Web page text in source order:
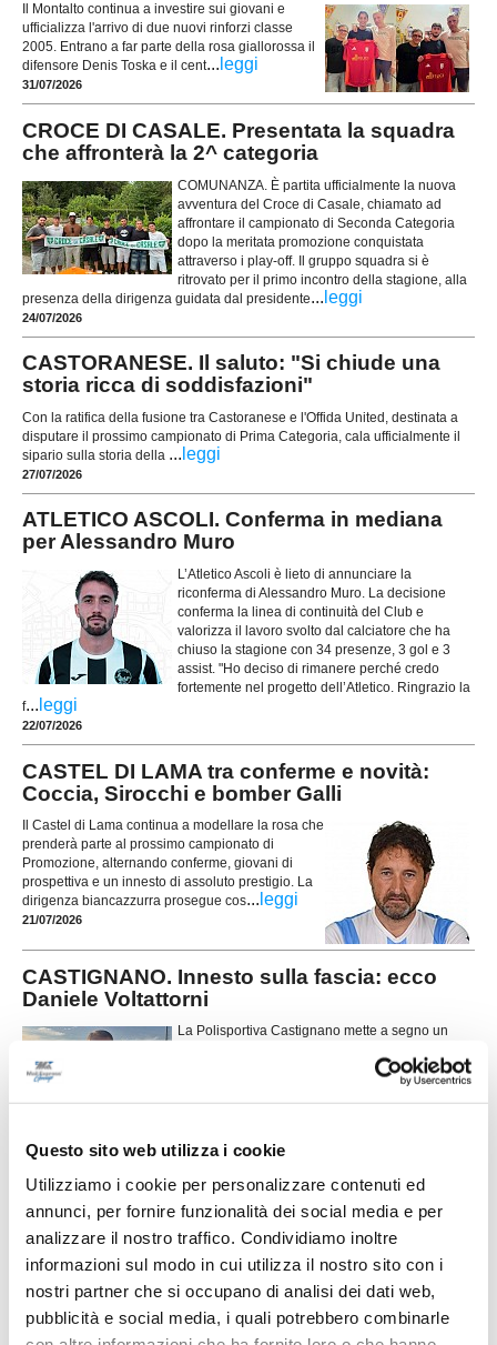
Questo sito web utilizza i cookie
Utilizziamo i cookie per personalizzare contenuti ed
annunci, per fornire funzionalità dei social media e per
analizzare il nostro traffico. Condividiamo inoltre
informazioni sul modo in cui utilizza il nostro sito con i
nostri partner che si occupano di analisi dei dati web,
pubblicità e social media, i quali potrebbero combinarle
Il Montalto continua a investire sui giovani e
ufficializza l'arrivo di due nuovi rinforzi classe
2005. Entrano a far parte della rosa giallorossa il
difensore Denis Toska e il cent... leggi
31/07/2026
CROCE DI CASALE. Presentata la squadra
che affronterà la 2^ categoria
COMUNANZA. È partita ufficialmente la nuova
avventura del Croce di Casale, chiamato ad
affrontare il campionato di Seconda Categoria
dopo la meritata promozione conquistata
attraverso i play-off. Il gruppo squadra si è
ritrovato per il primo incontro della stagione, alla
presenza della dirigenza guidata dal presidente... leggi
24/07/2026
CASTORANESE. Il saluto: "Si chiude una
storia ricca di soddisfazioni"
Con la ratifica della fusione tra Castoranese e l'Offida United, destinata a
disputare il prossimo campionato di Prima Categoria, cala ufficialmente il
sipario sulla storia della ... leggi
27/07/2026
ATLETICO ASCOLI. Conferma in mediana
per Alessandro Muro
L’Atletico Ascoli è lieto di annunciare la
riconferma di Alessandro Muro. La decisione
conferma la linea di continuità del Club e
valorizza il lavoro svolto dal calciatore che ha
chiuso la stagione con 34 presenze, 3 gol e 3
assist. "Ho deciso di rimanere perché credo
fortemente nel progetto dell’Atletico. Ringrazio la
f... leggi
22/07/2026
CASTEL DI LAMA tra conferme e novità:
Coccia, Sirocchi e bomber Galli
Il Castel di Lama continua a modellare la rosa che
prenderà parte al prossimo campionato di
Promozione, alternando conferme, giovani di
prospettiva e un innesto di assoluto prestigio. La
dirigenza biancazzurra prosegue cos... leggi
21/07/2026
CASTIGNANO. Innesto sulla fascia: ecco
Daniele Voltattorni
La Polisportiva Castignano mette a segno un
porte. La società biancorossa ha ufficializzato
l'arrivo di Daniele Voltattorni, esterno difensivo
classe 1993, chiamato a rinforzar...leggi
Minuti e Capocasa
Il Micio United continua a muoversi sul mercato e aggiunge altri due
tasselli alla rosa che sarà affidata alla coppia di tecnici Traini-Cimbelli. Il
direttore sportivo Vincenzo De Ros ... leggi
BORGO SOLESTA' tra conferme e acquisti